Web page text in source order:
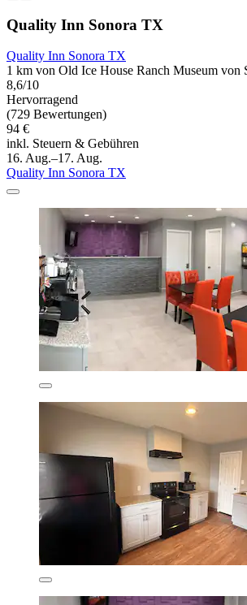
Quality Inn Sonora TX
Quality Inn Sonora TX
1 km von Old Ice House Ranch Museum von
8,6/10
Hervorragend
(729 Bewertungen)
94 €
inkl. Steuern & Gebühren
16. Aug.–17. Aug.
Quality Inn Sonora TX